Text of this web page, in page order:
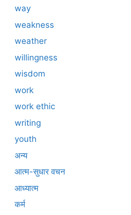
way
weakness
weather
willingness
wisdom
work
work ethic
writing
youth
अन्य
आत्म-सुधार वचन
आध्यात्म
कर्म